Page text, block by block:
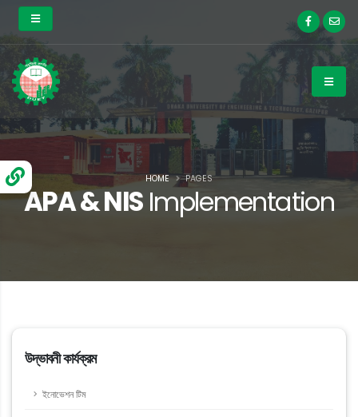
APA & NISImplementation
HOME PAGES
উদ্ভাবনী কার্যক্রম
ইনোভেশন টিম